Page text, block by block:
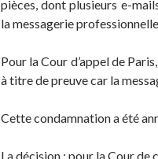
pièces, dont plusieurs e-
la messagerie
Pour la Cour d’appel de
à titre de preuve car la
Cette condamnation a été
La décision : pour la Cour de